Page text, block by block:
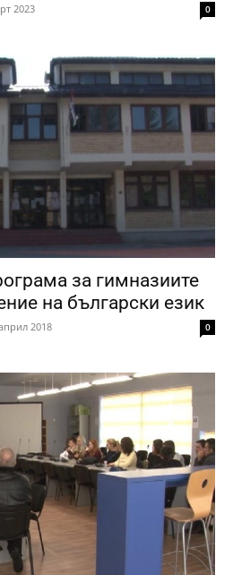
2023 0
за гимназиите
на български език
2018 0